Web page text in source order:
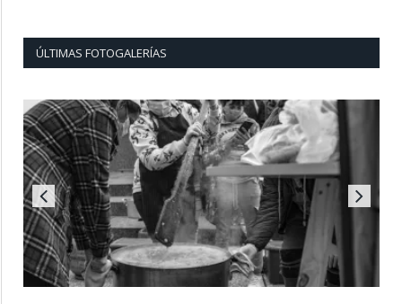
ÚLTIMAS FOTOGALERÍAS